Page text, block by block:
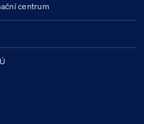
centrum
správy ČR
správy ČR
účet Celní správy ČR